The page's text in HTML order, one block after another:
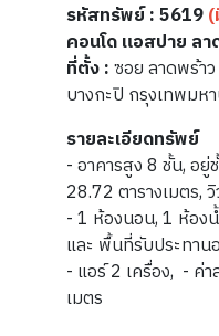
รหัสทรัพย์ : 5619
คอนโด แอสปาย ล
ที่ตั้ง :ซอย ลาดพร้า
บางกะปิ กรุงเทพมห
รายละเอียดทรัพย์
- อาคารสูง 8 ชั้น, อ
28.72 ตารางเมตร,
- 1 ห้องนอน, 1 ห้อง
และ พื้นที่รับประทาน
- แอร์ 2 เครื่อง, - ค่
เมตร